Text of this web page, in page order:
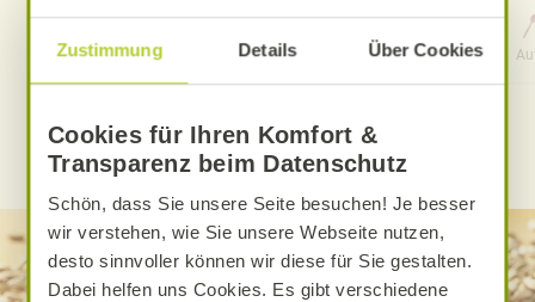
Zustimmung Details Über Cookies
Cookies für Ihren Komfort &
Transparenz beim Datenschutz
Schön, dass Sie unsere Seite besuchen! Je besser
wir verstehen, wie Sie unsere Webseite nutzen,
desto sinnvoller können wir diese für Sie gestalten.
Dabei helfen uns Cookies. Es gibt verschiedene
0 Std. 15 Min.
Gesamtzeit
WEITERE ALNATURA REZEPTE FINDEN